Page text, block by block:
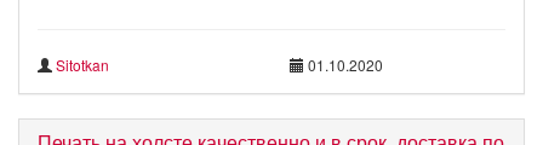
Sitotkan 01.10.2020